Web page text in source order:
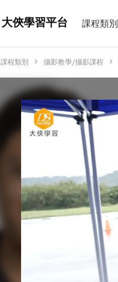
大俠學習平台 課程類別
課程類別 攝影教學/攝影課程